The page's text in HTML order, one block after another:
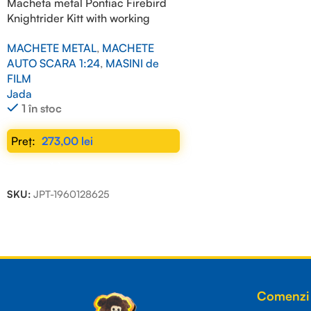
Knightrider Kitt with working
1/24
MACHETE METAL, MACHETE
AUTO SCARA 1:24, MASINI de
FILM
Jada
1 în stoc
273,00 lei
SKU: JPT-1960128625